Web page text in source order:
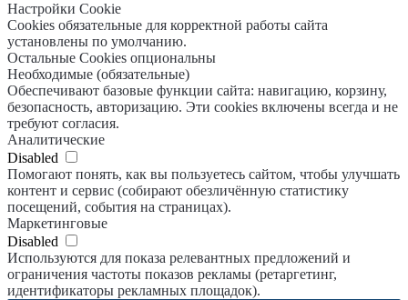
Настройки Cookie
Cookies обязательные для корректной работы сайта
установлены по умолчанию.
Остальные Cookies опциональны
Необходимые (обязательные)
Обеспечивают базовые функции сайта: навигацию, корзину,
безопасность, авторизацию. Эти cookies включены всегда и не
требуют согласия.
Аналитические
Disabled
Помогают понять, как вы пользуетесь сайтом, чтобы улучшать
контент и сервис (собирают обезличённую статистику
посещений, события на страницах).
Маркетинговые
Disabled
Используются для показа релевантных предложений и
ограничения частоты показов рекламы (ретаргетинг,
идентификаторы рекламных площадок).